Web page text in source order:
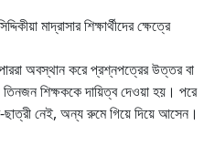
মাদ্রাসার শিক্ষার্থীদের ক্ষেত্রে
অবস্থান করে প্রশ্নপত্রের উত্তর বা
তিনজন শিক্ষককে দায়িত্ব দেওয়া হয়। পরে
ছাত্রী নেই, অন্য রুমে গিয়ে দিয়ে আসেন।